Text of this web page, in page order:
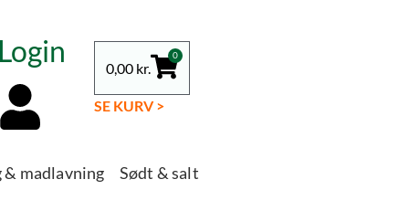
Login 0,00 kr.
0
SE KURV >
& madlavning Sødt & salt